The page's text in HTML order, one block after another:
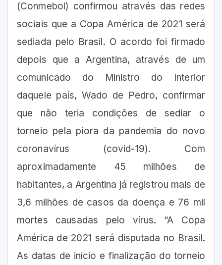
(Conmebol) confirmou através das redes
sociais que a Copa América de 2021 será
sediada pelo Brasil. O acordo foi firmado
depois que a Argentina, através de um
comunicado do Ministro do Interior
daquele país, Wado de Pedro, confirmar
que não teria condições de sediar o
torneio pela piora da pandemia do novo
coronavírus (covid-19). Com
aproximadamente 45 milhões de
habitantes, a Argentina já registrou mais de
3,6 milhões de casos da doença e 76 mil
mortes causadas pelo vírus. “A Copa
América de 2021 será disputada no Brasil.
As datas de início e finalização do torneio